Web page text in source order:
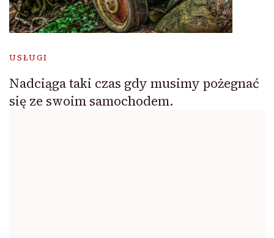
USŁUGI
Nadciąga taki czas gdy musimy pożegnać
się ze swoim samochodem.